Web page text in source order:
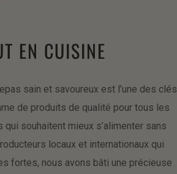
EN CUISINE
sain et savoureux est l’une des clés
de produits de qualité pour tous les
souhaitent mieux s’alimenter sans
locaux et internationaux qui
fortes, nous avons bâti une précieuse